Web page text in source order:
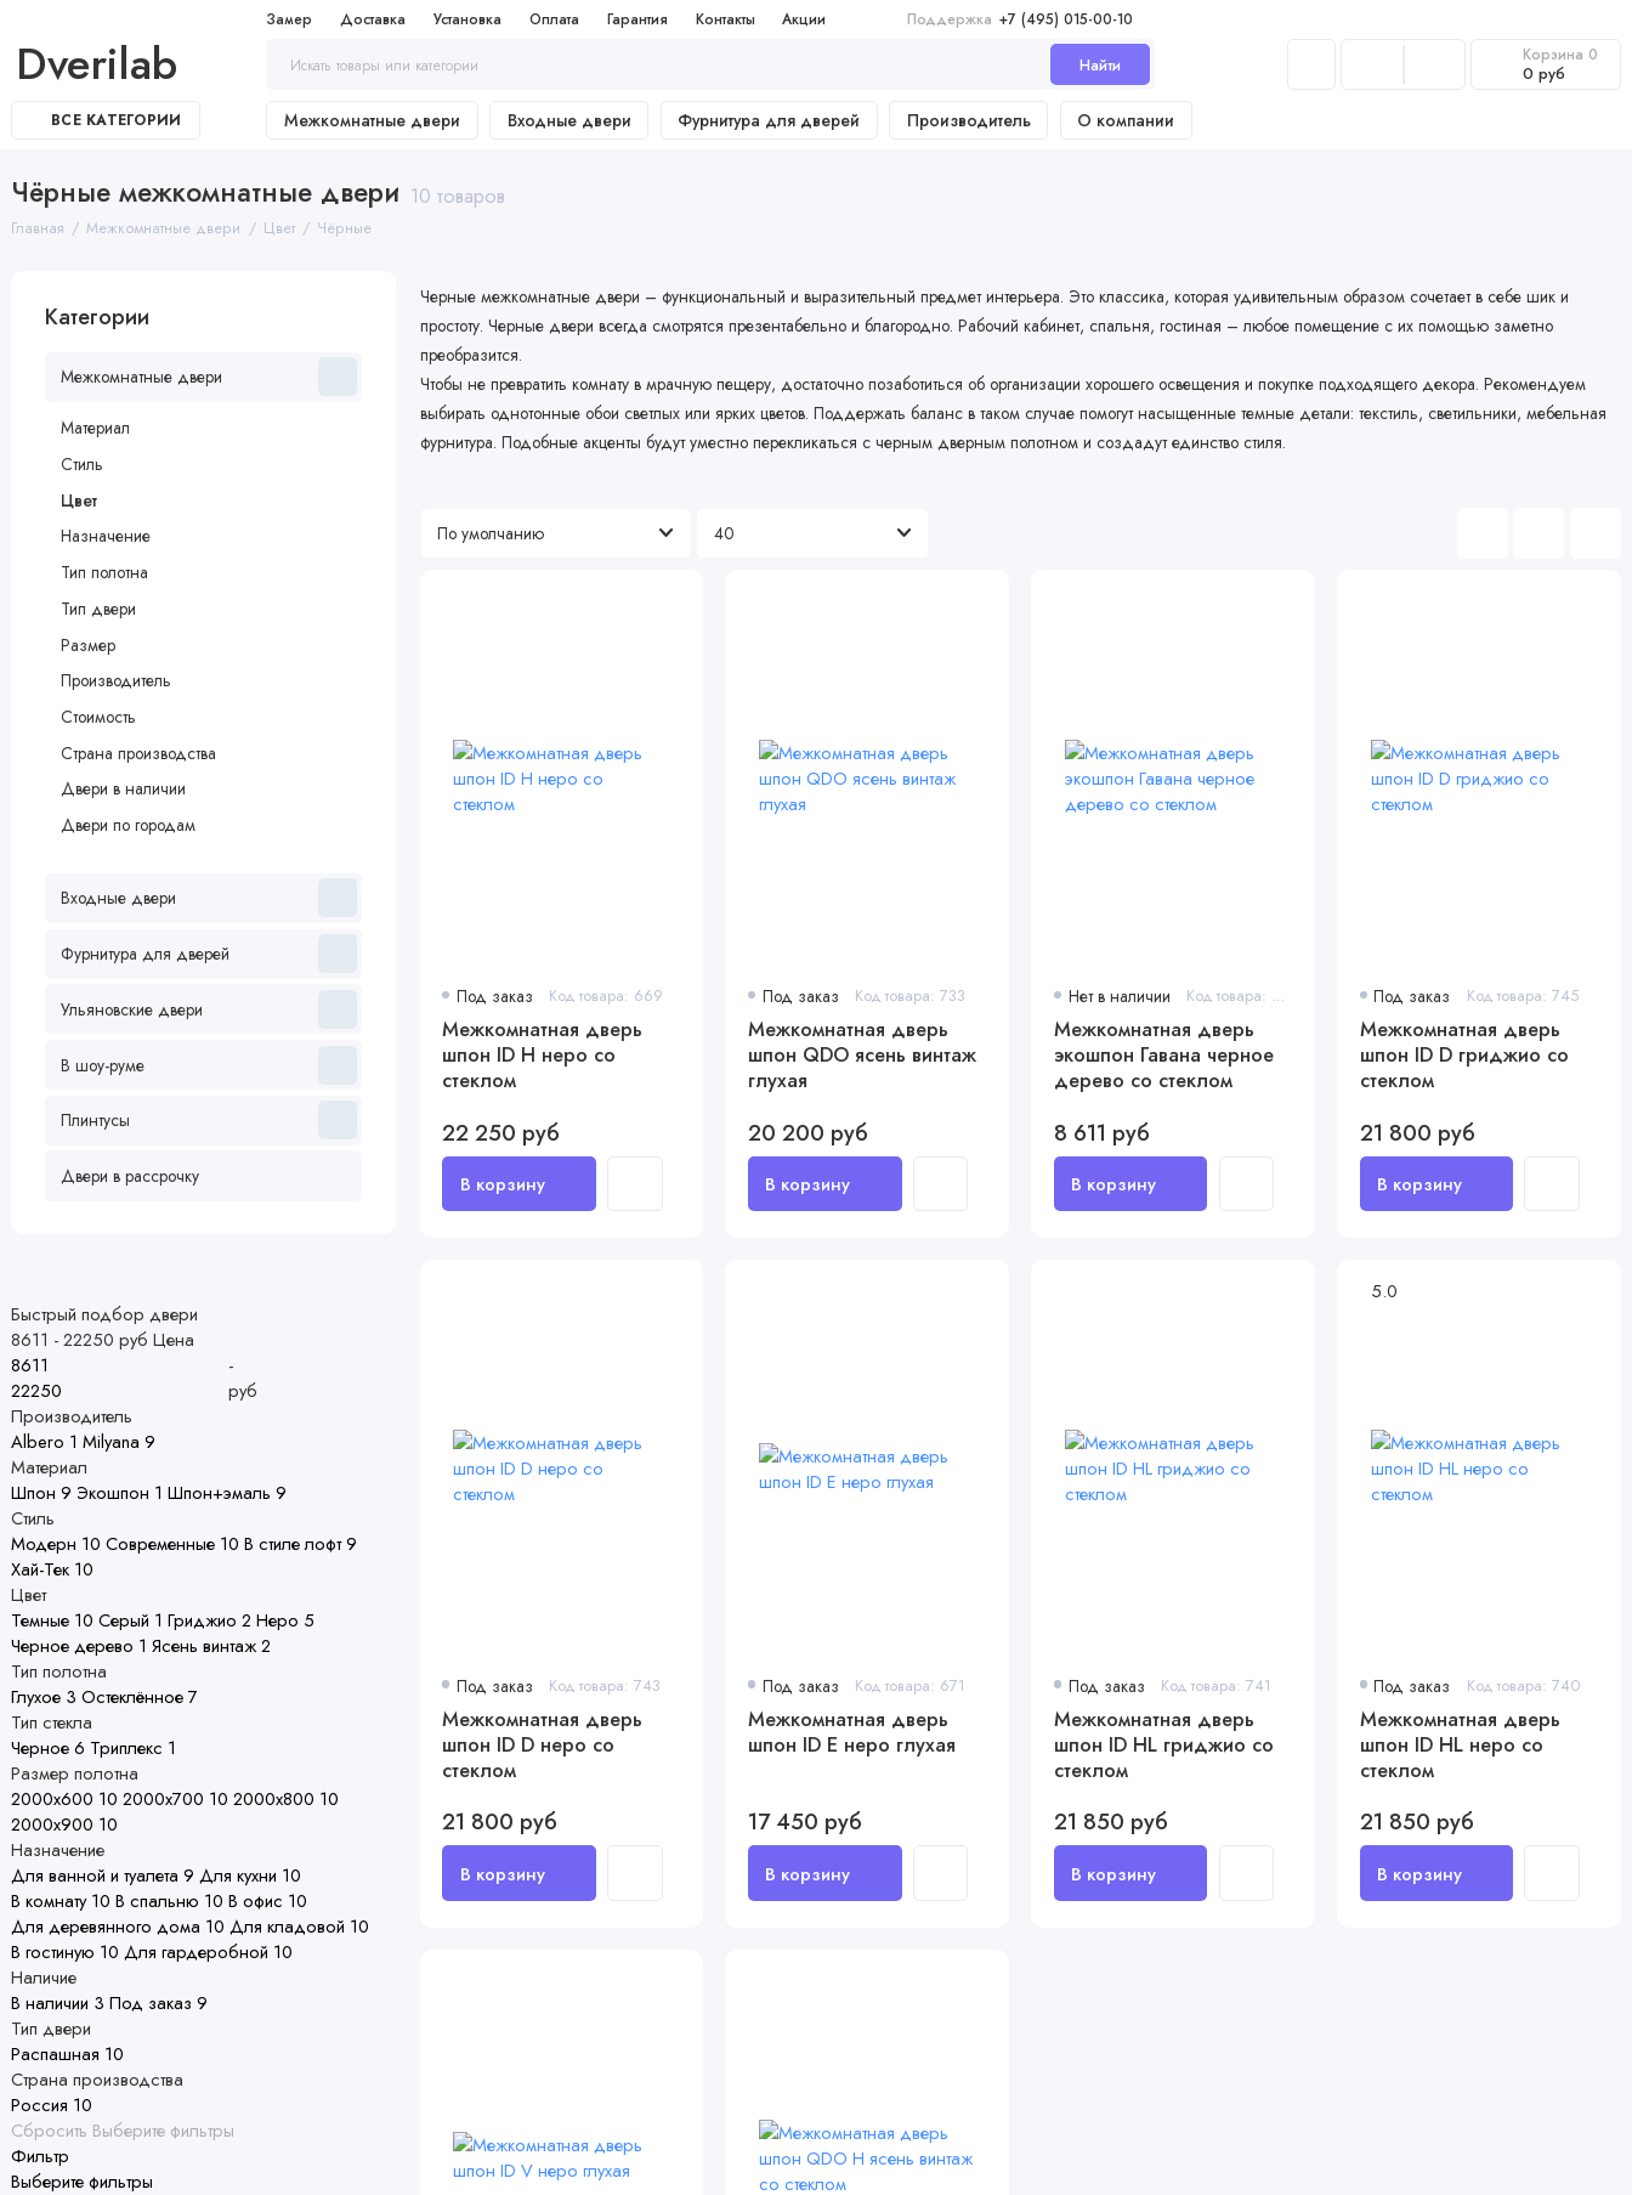
Замер Доставка Установка Оплата Гарантия Контакты Акции Поддержка +7 (495) 015-00-10
Dverilab Найти Корзина 0
0 руб
ВСЕ КАТЕГОРИИ Межкомнатные двери Входные двери Фурнитура для дверей Производитель О компании
Чёрные межкомнатные двери 10 товаров
Главная Межкомнатные двери Цвет Чёрные
Категории
Межкомнатные двери
Материал
Стиль
Цвет
Назначение
Тип полотна
Тип двери
Размер
Производитель
Стоимость
Страна производства
Двери в наличии
Двери по городам
Входные двери
Фурнитура для дверей
Ульяновские двери
В шоу-руме
Плинтусы
Двери в рассрочку
Быстрый подбор двери
8611 -22250 рубЦена
-
руб
Производитель
Albero 1 Milyana 9
Материал
Шпон 9 Экошпон 1 Шпон+эмаль 9
Стиль
Модерн 10 Современные 10 В стиле лофт9
Хай-Тек 10
Цвет
Темные 10 Серый 1 Гриджио 2 Неро 5
Черное дерево 1 Ясень винтаж2
Тип полотна
Глухое 3 Остеклённое7
Тип стекла
Черное6 Триплекс 1
Размер полотна
2000х600 10 2000х700 10 2000х800 10
2000х900 10
Назначение
Для ванной и туалета 9 Для кухни 10
В комнату 10 В спальню 10 В офис 10
Для деревянного дома 10 Для кладовой 10
В гостиную 10 Для гардеробной 10
Наличие
В наличии 3 Под заказ 9
Тип двери
Распашная 10
Страна производства
Россия 10
Сбросить Выберите фильтры
Фильтр
Выберите фильтры
Черные межкомнатные двери – функциональный и выразительный предмет интерьера. Это классика, которая удивительным образом сочетает в себе шик и
простоту. Черные двери всегда смотрятся презентабельно и благородно. Рабочий кабинет, спальня, гостиная – любое помещение с их помощью заметно
преобразится.
Чтобы не превратить комнату в мрачную пещеру, достаточно позаботиться об организации хорошего освещения и покупке подходящего декора. Рекомендуем
выбирать однотонные обои светлых или ярких цветов. Поддержать баланс в таком случае помогут насыщенные темные детали: текстиль, светильники, мебельная
фурнитура. Подобные акценты будут уместно перекликаться с черным дверным полотном и создадут единство стиля.
Под заказ Код товара: 669
Межкомнатная дверь
шпон ID H неро со
стеклом
22 250 руб
Под заказ Код товара: 733
Межкомнатная дверь
шпон QDO ясень винтаж
глухая
20 200 руб
Нет в наличии Код товара: 5018
Межкомнатная дверь
экошпон Гавана черное
дерево со стеклом
8 611 руб
Под заказ Код товара: 745
Межкомнатная дверь
шпон ID D гриджио со
стеклом
21 800 руб
Под заказ Код товара: 743
Межкомнатная дверь
шпон ID D неро со
стеклом
21 800 руб
Под заказ Код товара: 671
Межкомнатная дверь
шпон ID E неро глухая
17 450 руб
Под заказ Код товара: 741
Межкомнатная дверь
шпон ID HL гриджио со
стеклом
21 850 руб
5.0
Под заказ Код товара: 740
Межкомнатная дверь
шпон ID HL неро со
стеклом
21 850 руб